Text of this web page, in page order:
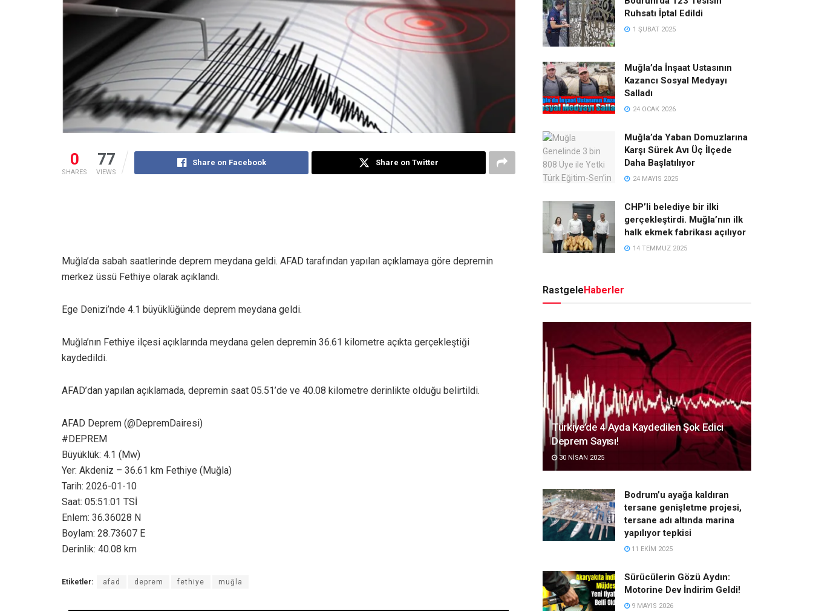
0
SHARES
77
VIEWS
Share on Facebook Share on Twitter
Muğla’da sabah saatlerinde deprem meydana geldi. AFAD tarafından yapılan açıklamaya göre depremin
merkez üssü Fethiye olarak açıklandı.
Ege Denizi’nde 4.1 büyüklüğünde deprem meydana geldi.
Muğla’nın Fethiye ilçesi açıklarında meydana gelen depremin 36.61 kilometre açıkta gerçekleştiği
kaydedildi.
AFAD’dan yapılan açıklamada, depremin saat 05.51’de ve 40.08 kilometre derinlikte olduğu belirtildi.
AFAD Deprem (@DepremDairesi)
#DEPREM
Büyüklük: 4.1 (Mw)
Yer: Akdeniz – 36.61 km Fethiye (Muğla)
Tarih: 2026-01-10
Saat: 05:51:01 TSİ
Enlem: 36.36028 N
Boylam: 28.73607 E
Derinlik: 40.08 km
Etiketler: afad deprem fethiye muğla
Ruhsatı İptal Edildi
1 ŞUBAT 2025
Muğla’da İnşaat Ustasının
Kazancı Sosyal Medyayı
Salladı
24 OCAK 2026
Muğla’da Yaban Domuzlarına
Karşı Sürek Avı Üç İlçede
Daha Başlatılıyor
24 MAYIS 2025
CHP’li belediye bir ilki
gerçekleştirdi. Muğla’nın ilk
halk ekmek fabrikası açılıyor
14 TEMMUZ 2025
RastgeleHaberler
Türkiye’de 4 Ayda Kaydedilen Şok Edici
Deprem Sayısı!
30 NISAN 2025
Bodrum’u ayağa kaldıran
tersane genişletme projesi,
tersane adı altında marina
yapılıyor tepkisi
11 EKIM 2025
Sürücülerin Gözü Aydın:
Motorine Dev İndirim Geldi!
9 MAYIS 2026